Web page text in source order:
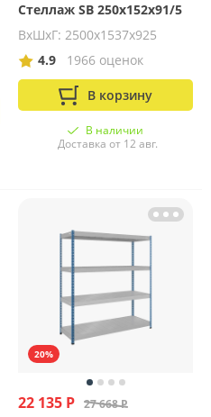
Стеллаж SB 250x152x91/5
ВхШхГ: 2500x1537x925
4.9
1966 оценок
В корзину
В наличии
Доставка от 12 авг.
20%
22 135 Р 27 668 Р